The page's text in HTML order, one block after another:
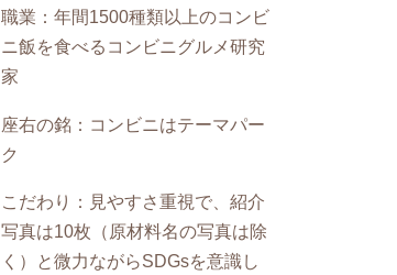
職業：年間1500種類以上のコンビ
ニ飯を食べるコンビニグルメ研究
家
座右の銘：コンビニはテーマパー
ク
こだわり：見やすさ重視で、紹介
写真は10枚（原材料名の写真は除
く）と微力ながらSDGsを意識し